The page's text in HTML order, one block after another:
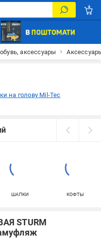
аксессуары
на голову Mil-Tec
ШАПКИ КОФТЫ
STURM